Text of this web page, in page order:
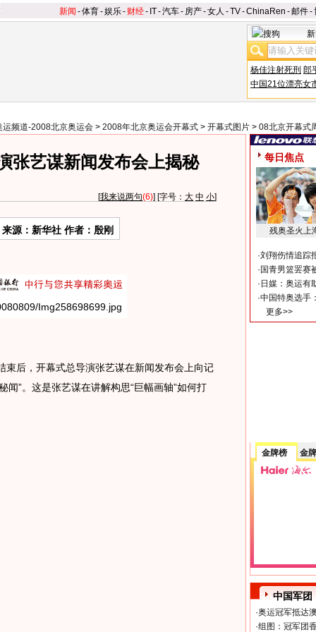
新闻 -体育-娱乐- 财经- IT-汽车- 房产-女人 -TV-ChinaRen -邮件-
杨佳注射死刑 郎
中国21位漂亮女
运频道-2008北京奥运会 > 2008年北京奥运会开幕式 > 开幕式图片 > 08北京开幕式
张艺谋新闻发布会上揭秘
[我来说两句(6)] [字号： 大 中 小]
来源：新华社 作者：殷刚
，开幕式总导演张艺谋在新闻发布会上向记
闻”。这是张艺谋在讲解构思“巨幅画轴”如何打
每日焦点
残奥圣火上
·刘翔伤情追踪
· 国青男篮罢赛
· 日媒：奥运有
·中国特奥选手
更多>>
金牌榜 金
中国军团
·奥运冠军抵达
·组图：冠军团